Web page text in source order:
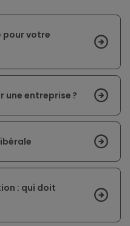
pour votre
une entreprise ?
: qui doit